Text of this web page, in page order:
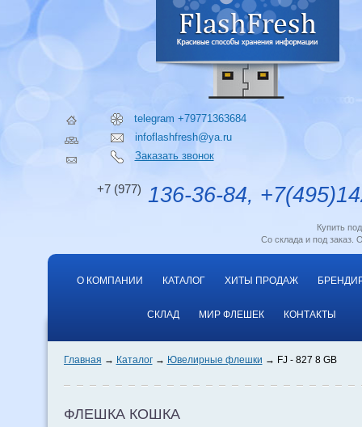
telegram +79771363684
infoflashfresh@ya.ru
Заказать звонок
+7 (977) 136-36-84,
Купить
Со склада и под заказ.
О КОМПАНИИ КАТАЛОГ ХИТЫ ПРОДАЖ
СКЛАД МИР ФЛЕШЕК КОНТАКТЫ
Главная Каталог Ювелирные флешки FJ - 827 8 GB
ФЛЕШКА КОШКА